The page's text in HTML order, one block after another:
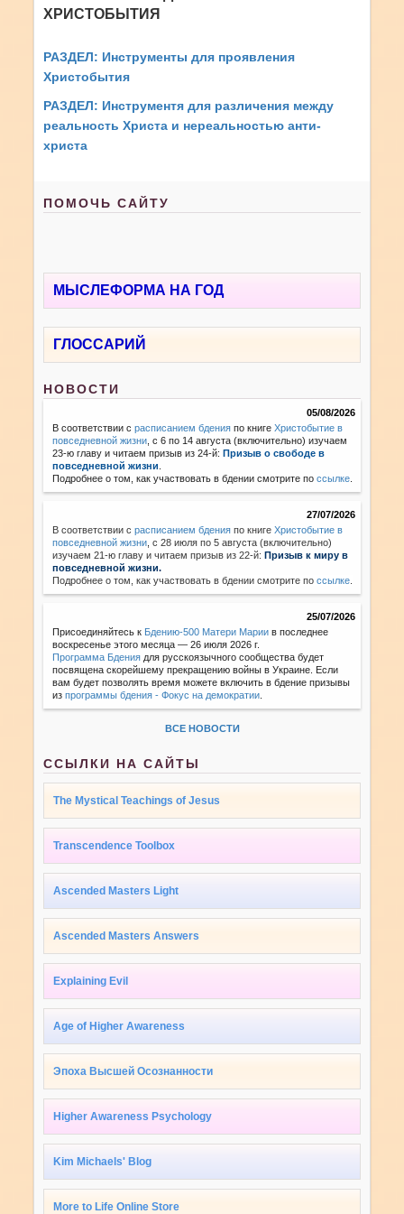
ХРИСТОБЫТИЯ
РАЗДЕЛ: Инструменты для проявления
Христобытия
РАЗДЕЛ: Инструментя для различения между
реальность Христа и нереальностью анти-
христа
ПОМОЧЬ САЙТУ
МЫСЛЕФОРМА НА ГОД
ГЛОССАРИЙ
НОВОСТИ
05/08/2026
В соответствии срасписанием бдения по книгеХристобытие в
повседневной жизни , с 6 по 14 августа (включительно) изучаем
23-ю главу и читаем призыв из 24-й:Призыв о свободе в
повседневной жизни
Подробнее о том, как участвовать в бдении смотрите поссылке
27/07/2026
В соответствии с расписанием бдения по книгеХристобытие в
повседневной жизни с 28 июля по 5 августа (включительно)
изучаем 21-ю главу и читаем призыв из 22-й:Призыв к миру в
повседневной жизни.
Подробнее о том, как участвовать в бдении смотрите поссылке
25/07/2026
Присоединяйтесь к Бдению-500 Матери Марии в последнее
воскресенье этого месяца — 26 июля 2026 г.
Программа Бдения для русскоязычного сообщества будет
посвящена скорейшему прекращению войны в Украине. Если
вам будет позволять время можете включить в бдение призывы
изпрограммы бдения - Фокус на демократии
ВСЕ НОВОСТИ
ССЫЛКИ НА САЙТЫ
The Mystical Teachings of Jesus
Transcendence Toolbox
Ascended Masters Light
Ascended Masters Answers
Explaining Evil
Age of Higher Awareness
Эпоха Высшей Осознанности
Higher Awareness Psychology
Kim Michaels' Blog
More to Life Online Store